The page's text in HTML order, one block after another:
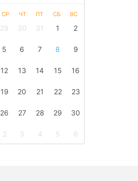
СР ЧТ ПТ СБ ВС
29 30 31 1 2
5 6 7 8 9
12 13 14 15 16
19 20 21 22 23
26 27 28 29 30
2 3 4 5 6